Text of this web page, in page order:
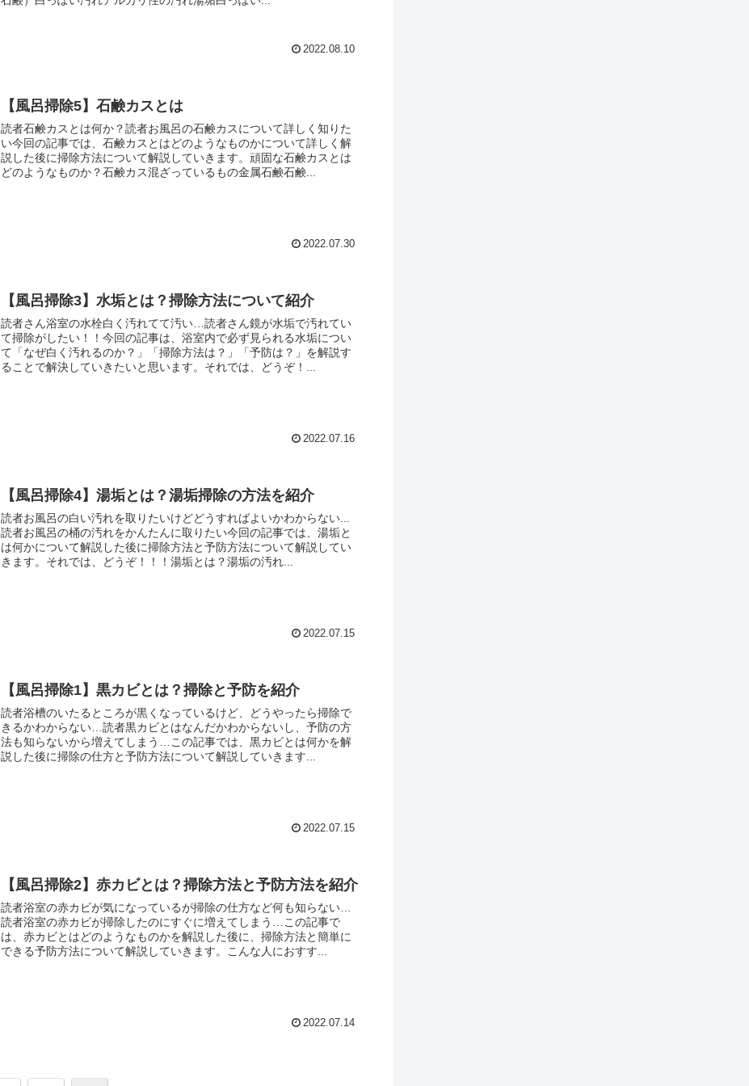
2022.08.10
【風呂掃除5】石鹸カスとは
読者石鹸カスとは何か？読者お風呂の石鹸カスについて詳しく知りた
い今回の記事では、石鹸カスとはどのようなものかについて詳しく解
説した後に掃除方法について解説していきます。頑固な石鹸カスとは
どのようなものか？石鹸カス混ざっているもの金属石鹸石鹸...
2022.07.30
【風呂掃除3】水垢とは？掃除方法について紹介
読者さん浴室の水栓白く汚れてて汚い…読者さん鏡が水垢で汚れてい
て掃除がしたい！！今回の記事は、浴室内で必ず見られる水垢につい
て「なぜ白く汚れるのか？」「掃除方法は？」「予防は？」を解説す
ることで解決していきたいと思います。それでは、どうぞ！...
2022.07.16
【風呂掃除4】湯垢とは？湯垢掃除の方法を紹介
読者お風呂の白い汚れを取りたいけどどうすればよいかわからない...
読者お風呂の桶の汚れをかんたんに取りたい今回の記事では、湯垢と
は何かについて解説した後に掃除方法と予防方法について解説してい
きます。それでは、どうぞ！！！湯垢とは？湯垢の汚れ...
2022.07.15
【風呂掃除1】黒カビとは？掃除と予防を紹介
読者浴槽のいたるところが黒くなっているけど、どうやったら掃除で
きるかわからない…読者黒カビとはなんだかわからないし、予防の方
法も知らないから増えてしまう…この記事では、黒カビとは何かを解
説した後に掃除の仕方と予防方法について解説していきます...
2022.07.15
【風呂掃除2】赤カビとは？掃除方法と予防方法を紹介
読者浴室の赤カビが気になっているが掃除の仕方など何も知らない…
読者浴室の赤カビが掃除したのにすぐに増えてしまう…この記事で
は、赤カビとはどのようなものかを解説した後に、掃除方法と簡単に
できる予防方法について解説していきます。こんな人におすす...
2022.07.14